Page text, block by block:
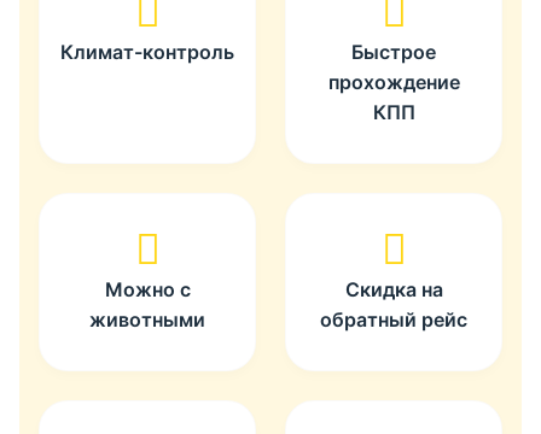
Климат-контроль
Быстрое
прохождение
КПП
Можно с
животными
Скидка на
обратный рейс